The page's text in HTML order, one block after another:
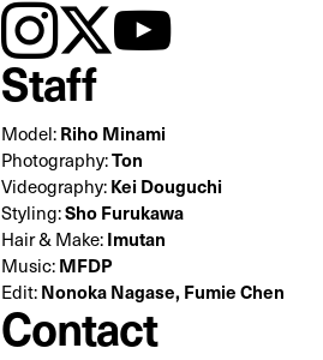
instagram𝕏youtube
Staff
Model: Riho Minami
Photography:Ton
Videography: Kei Douguchi
Styling:Sho Furukawa
Hair & Make: Imutan
Music: MFDP
Edit: Nonoka Nagase, Fumie Chen
Contact